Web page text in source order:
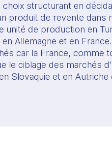
structurant en
produit de revente dans
unité de production en
Allemagne et en
car la France, comme
le ciblage des marchés
Slovaquie et en Autriche